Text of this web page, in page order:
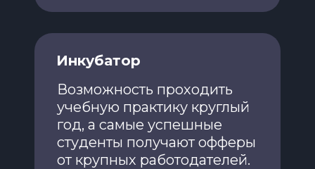
Инкубатор
Возможность проходить
учебную практику круглый
год, а самые успешные
студенты получают офферы
от крупных работодателей.